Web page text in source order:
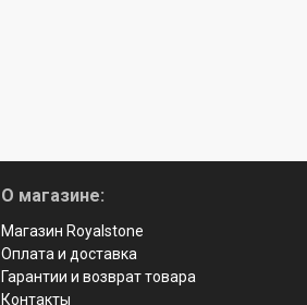
О магазине:
Магазин Royalstone
Оплата и доставка
Гарантии и возврат товара
Контакты